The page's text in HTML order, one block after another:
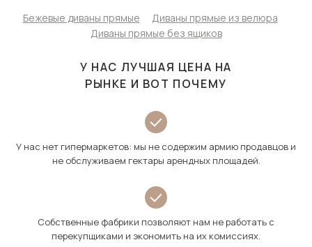
Бежевые диваны прямые
Диваны прямые из велюра
Диваны прямые без ящиков
У НАС ЛУЧШАЯ ЦЕНА НА
РЫНКЕ И ВОТ ПОЧЕМУ
У нас нет гипермаркетов: мы не содержим армию продавцов и
не обслуживаем гектары арендных площадей.
Собственные фабрики позволяют нам не работать с
перекупщиками и экономить на их комиссиях.